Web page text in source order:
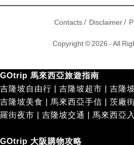
Contacts/ Disclaimer/
Copyright © 2026 - All
GOtrip 馬來西亞旅遊指南
吉隆坡自由行
吉隆坡超市 吉隆
吉隆坡美食
馬來西亞手信 茨廠
羅街夜市
吉隆坡交通 馬來西亞
GOtrip 大阪購物攻略